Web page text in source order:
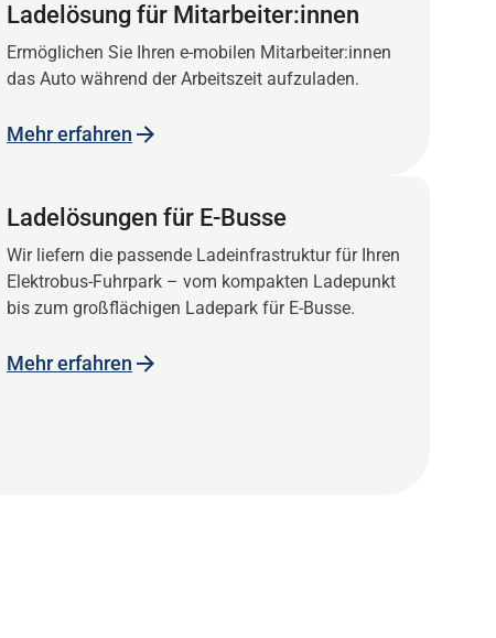
Ladelösung für Mitarbeiter:innen
Ermöglichen Sie Ihren e-mobilen Mitarbeiter:innen
das Auto während der Arbeitszeit aufzuladen.
Mehr erfahren
Ladelösungen für E-Busse
Wir liefern die passende Ladeinfrastruktur für Ihren
Elektrobus-Fuhrpark – vom kompakten Ladepunkt
bis zum großflächigen Ladepark für E-Busse.
Mehr erfahren